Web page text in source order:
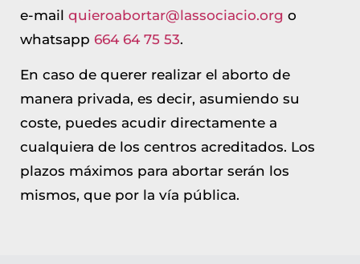
e-mail quieroabortar@lassociacio.org o
whatsapp 664 64 75 53.
En caso de querer realizar el aborto de
manera privada, es decir, asumiendo su
coste, puedes acudir directamente a
cualquiera de los centros acreditados. Los
plazos máximos para abortar serán los
mismos, que por la vía pública.